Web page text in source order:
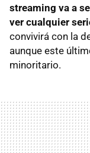
streaming va a
ver cualquier
convivirá con la
aunque este
minoritario.